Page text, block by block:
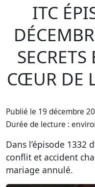
ITC
CŒUR DE
Publié le 19 décembre
Durée de lecture :
Dans l’épisode 1332
conflit et accident
mariage annulé.